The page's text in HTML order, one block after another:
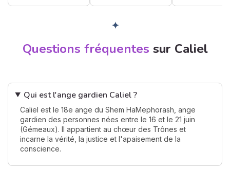
✦
Questions fréquentes sur Caliel
Qui est l'ange gardien Caliel ?
Caliel est le 18e ange du Shem HaMephorash, ange
gardien des personnes nées entre le 16 et le 21 juin
(Gémeaux). Il appartient au chœur des Trônes et
incarne la vérité, la justice et l'apaisement de la
conscience.